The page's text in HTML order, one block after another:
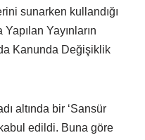
sunarken kullandığı
Yayınların
Kanunda Değişiklik
altında bir ‘Sansür
edildi. Buna göre